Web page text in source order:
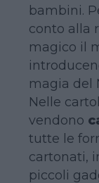
bambini.
conto alla
magico il
magia del
Nelle
vendono
tutte le
cartonati,
piccoli